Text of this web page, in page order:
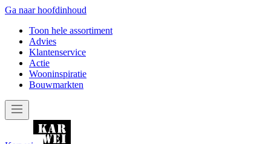
Ga naar hoofdinhoud
Toon hele assortiment
Advies
Klantenservice
Actie
Wooninspiratie
Bouwmarkten